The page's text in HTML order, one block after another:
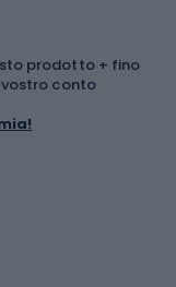
prodotto + fino
conto